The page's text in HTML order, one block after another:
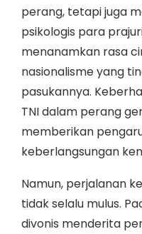
perang, tetapi juga
psikologis para
menanamkan rasa
nasionalisme yang
pasukannya.
TNI dalam perang
memberikan
keberlangsungan
Namun, perjalanan
tidak selalu mulus.
divonis menderita